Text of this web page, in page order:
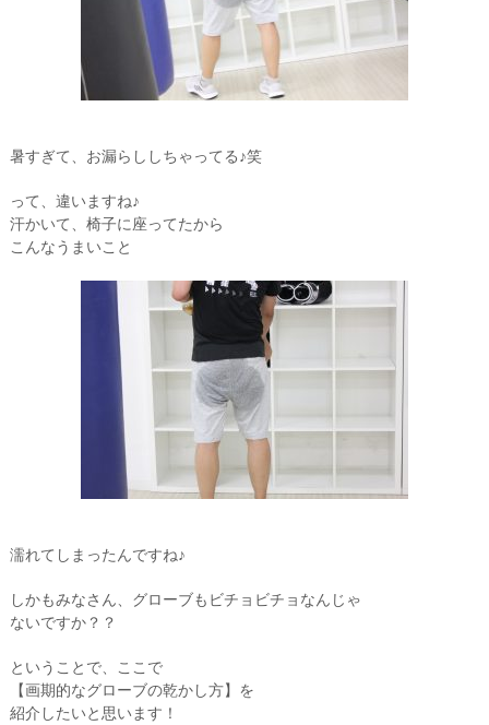
暑すぎて、お漏らししちゃってる♪笑
って、違いますね♪
汗かいて、椅子に座ってたから
こんなうまいこと
濡れてしまったんですね♪
しかもみなさん、グローブもビチョビチョなんじゃ
ないですか？？
ということで、ここで
【画期的なグローブの乾かし方】を
紹介したいと思います！